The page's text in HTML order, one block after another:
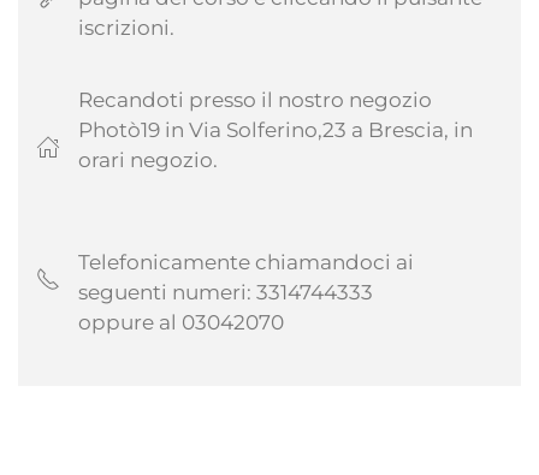
iscrizioni.
Recandoti presso il nostro negozio
Photò19 in Via Solferino,23 a Brescia, in
orari negozio.
Telefonicamente chiamandoci ai
seguenti numeri: 3314744333
oppure al 03042070